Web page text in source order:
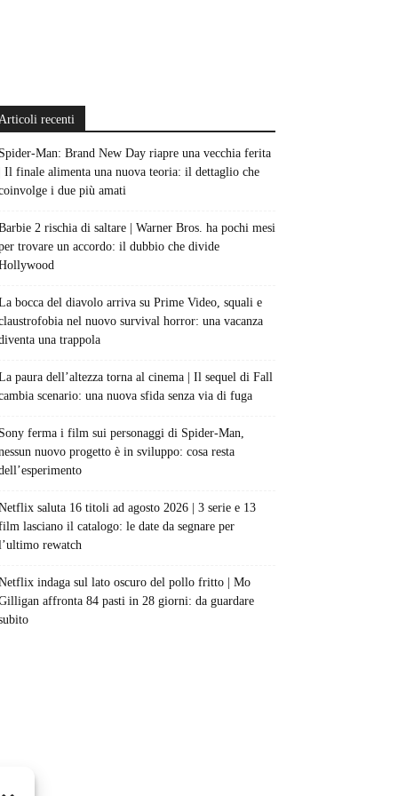
recenti
Spider-Man: Brand New Day riapre una vecchia ferita
| Il finale alimenta una nuova teoria: il dettaglio che
i due più amati
2 rischia di saltare | Warner Bros. ha pochi mesi
trovare un accordo: il dubbio che divide
bocca del diavolo arriva su Prime Video, squali e
nel nuovo survival horror: una vacanza
una trappola
paura dell’altezza torna al cinema | Il sequel di Fall
scenario: una nuova sfida senza via di fuga
Sony ferma i film sui personaggi di Spider-Man,
nuovo progetto è in sviluppo: cosa resta
saluta 16 titoli ad agosto 2026 | 3 serie e 13
lasciano il catalogo: le date da segnare per
rewatch
indaga sul lato oscuro del pollo fritto | Mo
affronta 84 pasti in 28 giorni: da guardare